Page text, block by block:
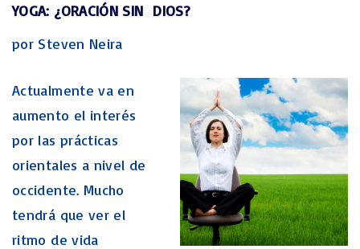
YOGA: ¿ORACIÓN SIN DIOS?
por Steven Neira
Actualmente va en
aumento el interés
por las prácticas
orientales a nivel de
occidente. Mucho
tendrá que ver el
ritmo de vida